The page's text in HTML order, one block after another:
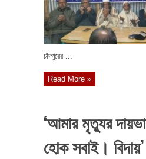
চাঁদপুরের ...
Read More »
‘আমার মৃত্যুর
হোক সবাই। বিদায়’